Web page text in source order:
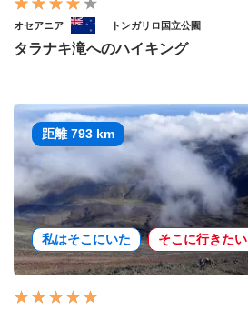
オセアニア トンガリロ国立公園
タラナキ滝へのハイキング
距離 793 km
私はそこにいた そこに行きたい